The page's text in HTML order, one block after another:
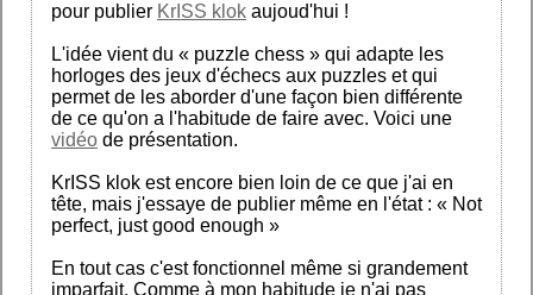
pour publier KrISS klok aujoud'hui !
L'idée vient du « puzzle chess » qui adapte les
horloges des jeux d'échecs aux puzzles et qui
permet de les aborder d'une façon bien différente
de ce qu'on a l'habitude de faire avec. Voici une
vidéo de présentation.
KrISS klok est encore bien loin de ce que j'ai en
tête, mais j'essaye de publier même en l'état : « Not
perfect, just good enough »
En tout cas c'est fonctionnel même si grandement
imparfait. Comme à mon habitude je n'ai pas